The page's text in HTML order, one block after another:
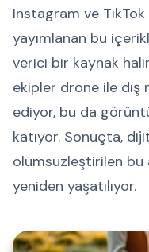
Instagram ve
yayımlanan bu
verici bir kaynak
ekipler drone ile
ediyor, bu da
katıyor. Sonuçta,
ölümsüzleştirilen bu
yeniden yaşatılıyor.